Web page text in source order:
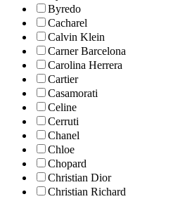
Byredo
Cacharel
Calvin Klein
Carner Barcelona
Carolina Herrera
Cartier
Casamorati
Celine
Cerruti
Chanel
Chloe
Chopard
Christian Dior
Christian Richard